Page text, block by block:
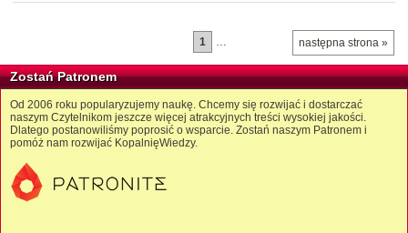
następna strona »
1 …
Zostań Patronem
Od 2006 roku popularyzujemy naukę. Chcemy się rozwijać i dostarczać
naszym Czytelnikom jeszcze więcej atrakcyjnych treści wysokiej jakości.
Dlatego postanowiliśmy poprosić o wsparcie. Zostań naszym Patronem i
pomóż nam rozwijać KopalnięWiedzy.